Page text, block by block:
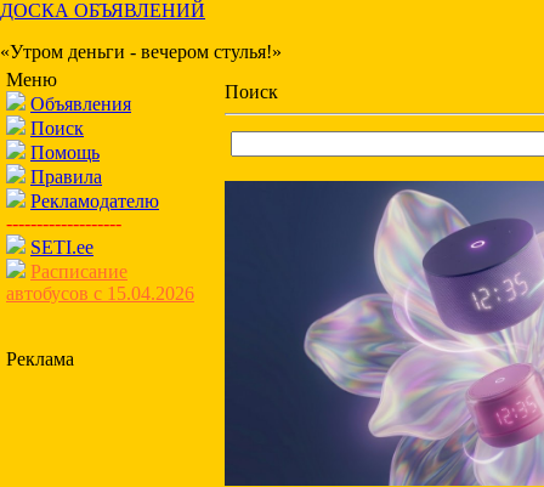
ДОСКА ОБЪЯВЛЕНИЙ
«Утром деньги - вечером стулья!»
Меню
Объявления
Поиск
Помощь
Правила
Рекламодателю
-------------------
SETI.ee
Расписание
автобусов с 15.04.2026
Реклама
Поиск